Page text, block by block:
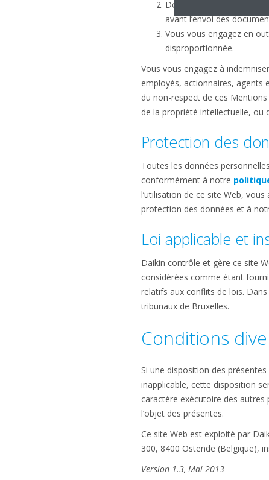
De prendre les mesures
avant l’envoi des
Vous vous engagez en
disproportionnée.
Vous vous engagez à
employés, actionnaires, agents
du non-respect de ces
de la propriété intellectuelle, ou
Protection des
Toutes les données
conformément à notre
l’utilisation de ce site Web,
protection des données et à
Loi applicable et
Daikin contrôle et gère ce site
considérées comme étant
relatifs aux conflits de lois.
tribunaux de Bruxelles.
Conditions
Si une disposition des
inapplicable, cette disposition
caractère exécutoire des
l’objet des présentes.
Ce site Web est exploité par
300, 8400 Ostende (Belgique),
Version 1.3, Mai 2013